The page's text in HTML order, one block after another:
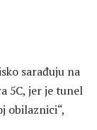
sarađuju na
5C, jer je tunel
obilaznici“,